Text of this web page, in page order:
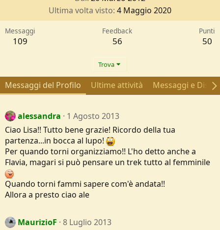
Ultima volta visto 4 Maggio 2020
Messaggi
109
Feedback
56
Punti
50
Trova
Messaggi del Profilo Ultime attività Messaggi e
alessandra
1 Agosto 2013
Ciao Lisa!! Tutto bene grazie! Ricordo della tua
partenza...in bocca al lupo!
Per quando torni organizziamo!! L'ho detto anche a
Flavia, magari si può pensare un trek tutto al femminile
Quando torni fammi sapere com'è andata!!
Allora a presto ciao ale
MaurizioF
8 Luglio 2013